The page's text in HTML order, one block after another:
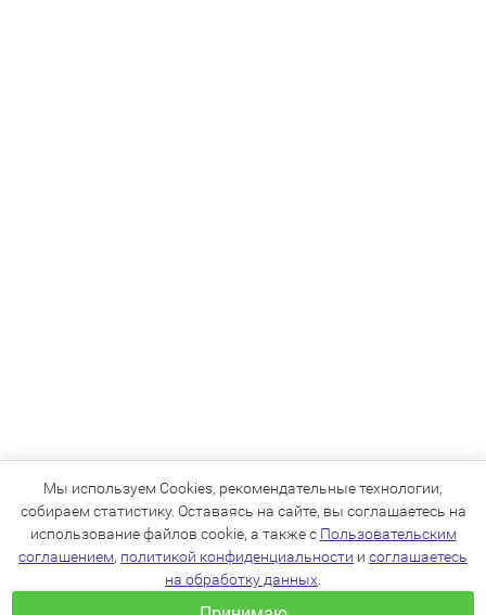
Мы используем Cookies, рекомендательные технологии,
собираем статистику. Оставаясь на сайте, вы соглашаетесь на
использование файлов cookie, а также с Пользовательским
соглашением, политикой конфиденциальности и соглашаетесь
на обработку данных